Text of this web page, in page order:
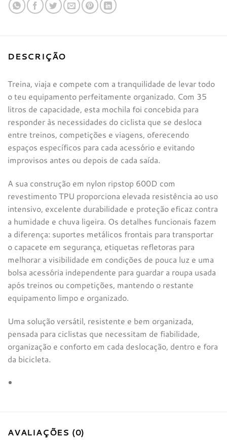
DESCRIÇÃO
Treina, viaja e compete com a tranquilidade de levar todo
o teu equipamento perfeitamente organizado. Com 35
litros de capacidade, esta mochila foi concebida para
responder às necessidades do ciclista que se desloca
entre treinos, competições e viagens, oferecendo
espaços específicos para cada acessório e evitando
improvisos antes ou depois de cada saída.
A sua construção em nylon ripstop 600D com
revestimento TPU proporciona elevada resistência ao uso
intensivo, excelente durabilidade e proteção eficaz contra
a humidade e chuva ligeira. Os detalhes funcionais fazem
a diferença: suportes metálicos frontais para transportar
o capacete em segurança, etiquetas refletoras para
melhorar a visibilidade em condições de pouca luz e uma
bolsa acessória independente para guardar a roupa usada
após treinos ou competições, mantendo o restante
equipamento limpo e organizado.
Uma solução versátil, resistente e bem organizada,
pensada para ciclistas que necessitam de fiabilidade,
organização e conforto em cada deslocação, dentro e fora
da bicicleta.
AVALIAÇÕES (0)